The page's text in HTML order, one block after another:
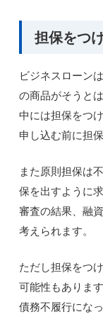
担保をつ
ビジネスローン
の商品がそうと
中には担保をつ
申し込む前に担
また原則担保は
保を出すように
審査の結果、融
考えられます。
ただし担保をつ
可能性もあります
債務不履行にな